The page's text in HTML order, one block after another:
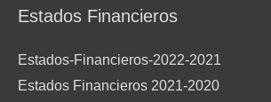
Estados Financieros
Estados-Financieros-2022-2021
Estados Financieros 2021-2020